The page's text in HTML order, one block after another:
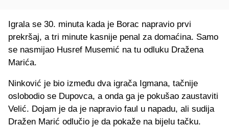
Igrala se 30. minuta kada je Borac napravio prvi
prekršaj, a tri minute kasnije penal za domaćina. Samo
se nasmijao Husref Musemić na tu odluku Dražena
Marića.
Ninković je bio između dva igrača Igmana, tačnije
oslobodio se Dupovca, a onda ga je pokušao zaustaviti
Velić. Dojam je da je napravio faul u napadu, ali sudija
Dražen Marić odlučio je da pokaže na bijelu tačku.